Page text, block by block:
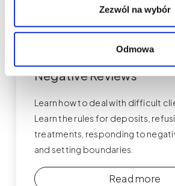
Zezwól na wybór
Odmowa
Difficult PMU Clients –
Respond, Handle
Negative Reviews
Learn how to deal with difficult
Learn the rules for deposits,
treatments, responding to
and setting boundaries.
Read more